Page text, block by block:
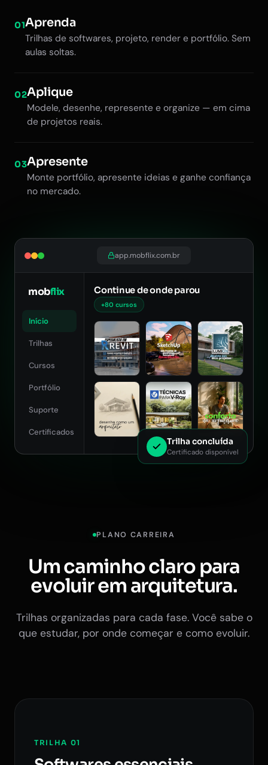
01Aprenda
Trilhas de softwares, projeto, render e portfólio. Sem
aulas soltas.
02Aplique
Modele, desenhe, represente e organize — em cima
de projetos reais.
03Apresente
Monte portfólio, apresente ideias e ganhe confiança
no mercado.
app.mobflix.com.br
mobflix
Início
Trilhas
Cursos
Portfólio
Suporte
Certificados
Continue de onde parou
+80 cursos
Trilha concluída
Certificado disponível
PLANO CARREIRA
Um caminho claro para
evoluir em arquitetura.
Trilhas organizadas para cada fase. Você sabe o
que estudar, por onde começar e como evoluir.
TRILHA 01